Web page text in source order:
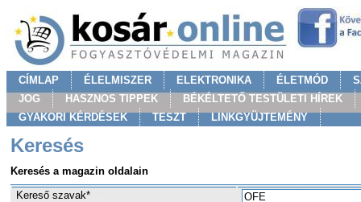
CÍMLAP ÉLELMISZER ELEKTRONIKA ÉLETMÓD
JOG
HASZNOS TIPPEK
BÉKÉLTETŐ TESTÜLETI HÍREK
GYAKORI KÉRDÉSEK
TESZT LINKGYÜJTEMÉNY
Keresés
Keresés a magazin oldalain
Kereső szavak*